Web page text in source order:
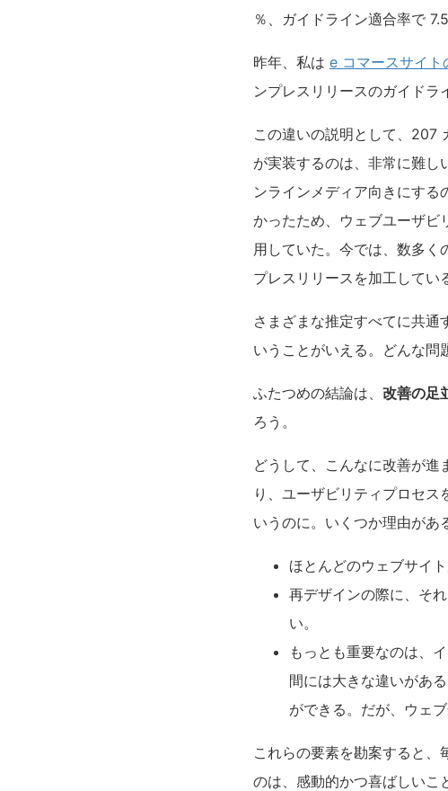
％、ガイドライン適合率で
昨年、私は e コマースサイト
ンプレスリリースのガイドラ
この違いの説明として、207
が実装するのは、非常に難し
ンラインメディア向きにす
かったため、ウェブユーザビ
用していた。今では、数多く
プレスリリースを加工してい
さまざまな推定すべてに共通
いうことがいえる。どんな問
ふたつめの結論は、 改善の足
ろう。
どうして、こんなに改善が進
り、ユーザビリティプロセ
いうのに。いくつか理由があ
ほとんどのウェブサイ
再デザインの際に、そ
い。
もっとも重要なのは、
間には大きな違いがあ
ができる。だが、ウェ
これらの要素を勘案すると
のは、感動的かつ喜ばしいこ